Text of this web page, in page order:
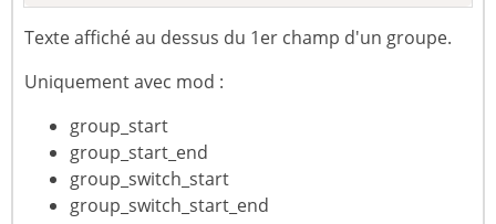
Texte affiché au dessus du 1er champ d'un groupe.
Uniquement avec mod :
group_start
group_start_end
group_switch_start
group_switch_start_end